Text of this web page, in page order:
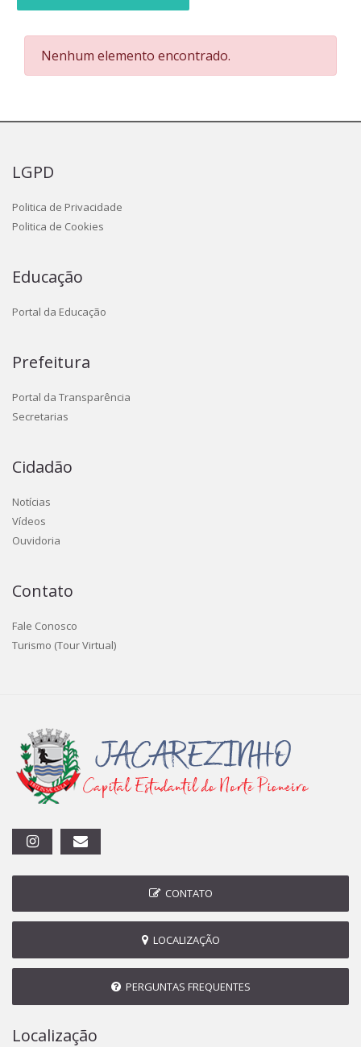
Nenhum elemento encontrado.
LGPD
Politica de Privacidade
Politica de Cookies
Educação
Portal da Educação
Prefeitura
Portal da Transparência
Secretarias
Cidadão
Notícias
Vídeos
Ouvidoria
Contato
Fale Conosco
Turismo (Tour Virtual)
CONTATO
LOCALIZAÇÃO
PERGUNTAS FREQUENTES
Localização